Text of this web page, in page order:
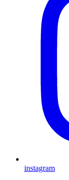
instagram